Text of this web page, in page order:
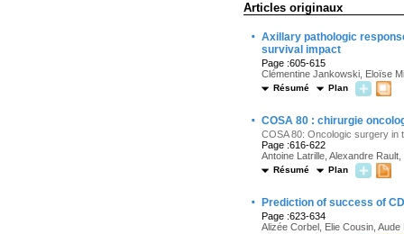
Articles originaux
· Axillary pathologic
survival impact
Page :605-615
Clémentine Jankowski, Eloïse
Résumé Plan
· COSA 80 : chirurgie
COSA 80: Oncologic surgery in
Page :616-622
Antoine Latrille, Alexandre
Résumé Plan
· Prediction of success of
Page :623-634
Alizée Corbel, Elie Cousin,